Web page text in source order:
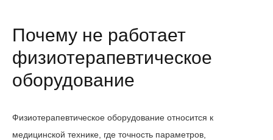
Почему не работает
физиотерапевтическое
оборудование
Физиотерапевтическое оборудование относится к
медицинской технике, где точность параметров,